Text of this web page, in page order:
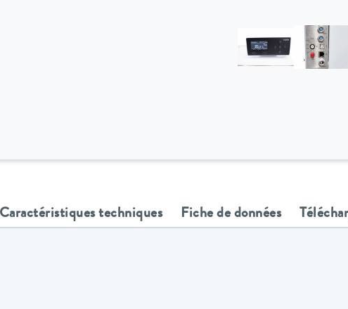
Caractéristiques techniques Fiche de données